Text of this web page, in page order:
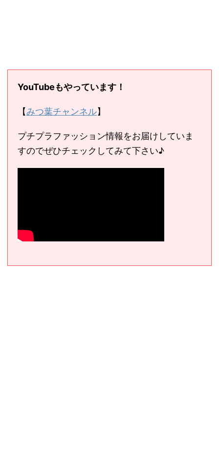
YouTubeもやっています！
【みつ葉チャンネル】
プチプラファッション情報をお届けしていま
すのでぜひチェックしてみて下さい♪